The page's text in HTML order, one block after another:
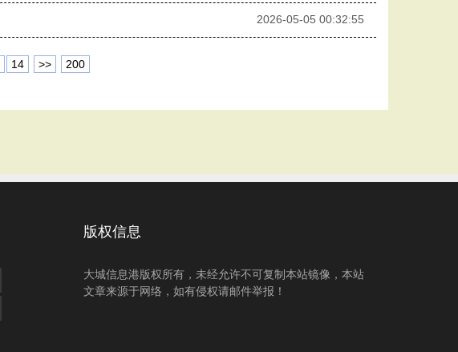
2026-05-05 00:32:55
14 >> 200
版权信息
大城信息港版权所有，未经允许不可复制本站镜像，本站
文章来源于网络，如有侵权请邮件举报！